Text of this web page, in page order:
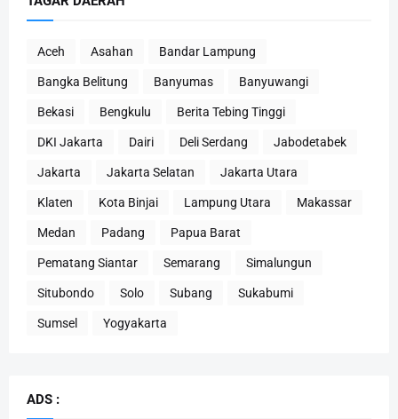
Aceh Asahan Bandar Lampung
Bangka Belitung Banyumas Banyuwangi
Bekasi Bengkulu Berita Tebing Tinggi
DKI Jakarta Dairi Deli Serdang Jabodetabek
Jakarta Jakarta Selatan Jakarta Utara
Klaten Kota Binjai Lampung Utara Makassar
Medan Padang Papua Barat
Pematang Siantar Semarang Simalungun
Situbondo Solo Subang Sukabumi
Sumsel Yogyakarta
ADS :